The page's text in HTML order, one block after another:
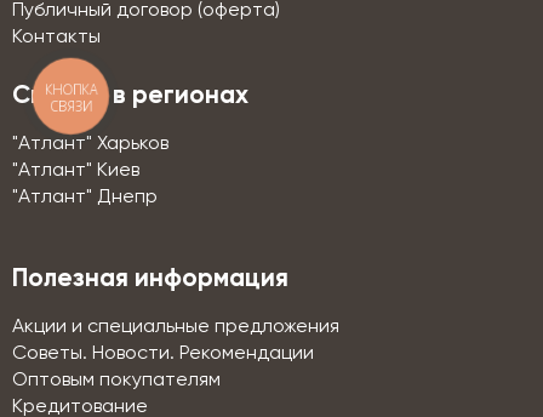
Публичный договор (оферта)
Контакты
Склады в регионах
"Атлант" Харьков
"Атлант" Киев
"Атлант" Днепр
Полезная информация
Акции и специальные предложения
Советы. Новости. Рекомендации
Оптовым покупателям
Кредитование
КНОПКА
СВЯЗИ